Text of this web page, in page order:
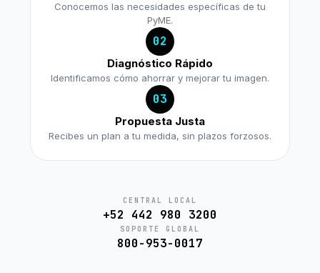
Conocemos las necesidades específicas de tu
PyME.
02
Diagnóstico Rápido
Identificamos cómo ahorrar y mejorar tu imagen.
03
Propuesta Justa
Recibes un plan a tu medida, sin plazos forzosos.
CENTRAL LOCAL
+52 442 980 3200
SOPORTE GLOBAL
800-953-0017